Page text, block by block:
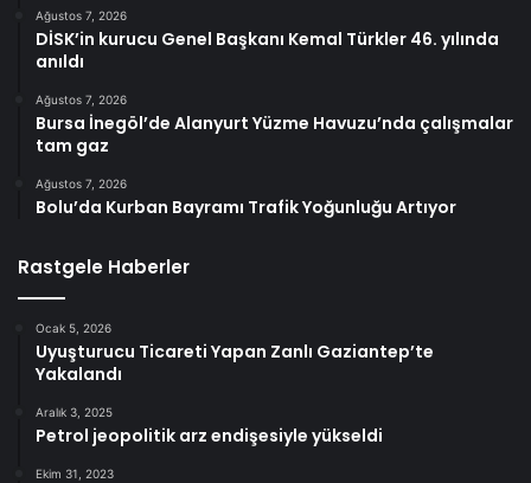
Ağustos 7, 2026
DİSK’in kurucu Genel Başkanı Kemal Türkler 46. yılında
anıldı
Ağustos 7, 2026
Bursa İnegöl’de Alanyurt Yüzme Havuzu’nda çalışmalar
tam gaz
Ağustos 7, 2026
Bolu’da Kurban Bayramı Trafik Yoğunluğu Artıyor
Rastgele Haberler
Ocak 5, 2026
Uyuşturucu Ticareti Yapan Zanlı Gaziantep’te
Yakalandı
Aralık 3, 2025
Petrol jeopolitik arz endişesiyle yükseldi
Ekim 31, 2023